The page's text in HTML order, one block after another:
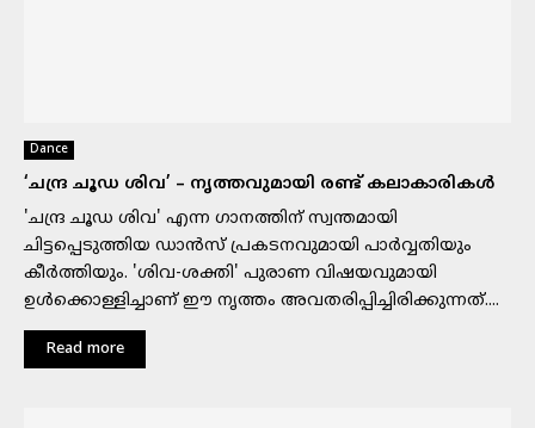
Dance
‘ചന്ദ്ര ചൂഡ ശിവ’ – നൃത്തവുമായി രണ്ട് കലാകാരികൾ
'ചന്ദ്ര ചൂഡ ശിവ' എന്ന ഗാനത്തിന് സ്വന്തമായി
ചിട്ടപ്പെടുത്തിയ ഡാൻസ് പ്രകടനവുമായി പാർവ്വതിയും
കീർത്തിയും. 'ശിവ-ശക്തി' പുരാണ വിഷയവുമായി
ഉൾക്കൊള്ളിച്ചാണ് ഈ നൃത്തം അവതരിപ്പിച്ചിരിക്കുന്നത്....
Read more